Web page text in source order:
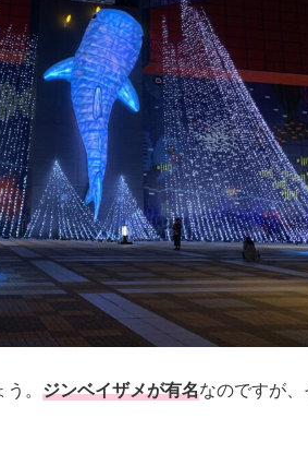
。 ジンベイザメが有名なのですが